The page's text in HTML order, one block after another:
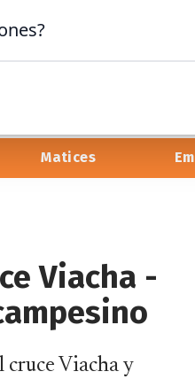
Matices
Viacha -
cruce Viacha y